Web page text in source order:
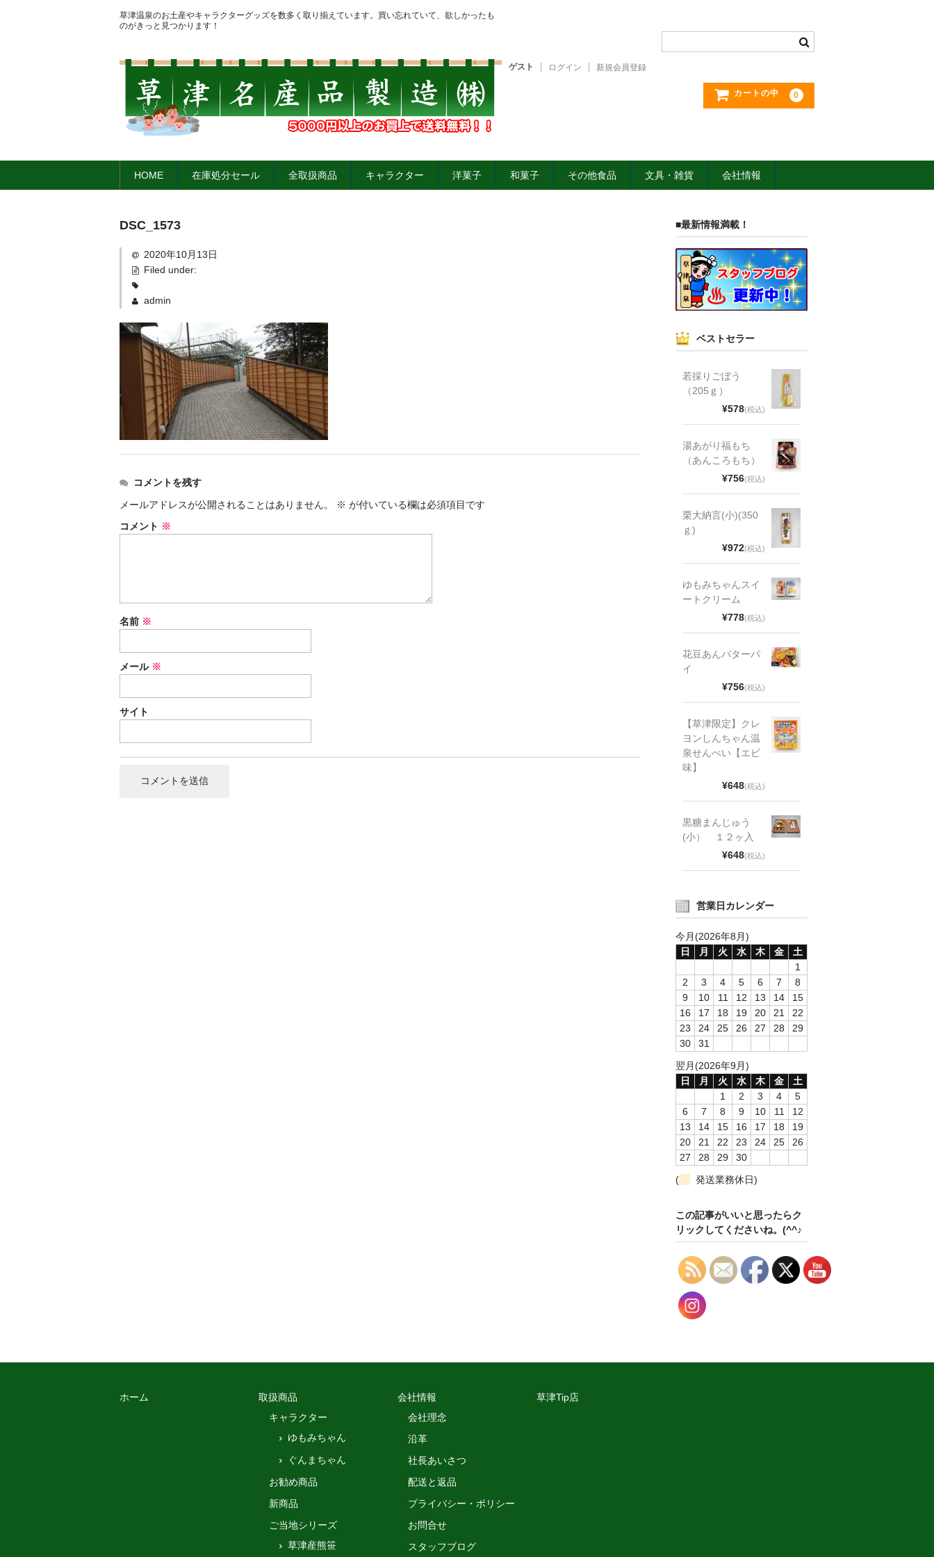
草津温泉のお土産やキャラクターグッズを数多く取り揃えています。買い忘れていて、欲しかったも
のがきっと見つかります！
ゲスト ログイン 新規会員登録
カートの中 0
HOME 在庫処分セール 全取扱商品 キャラクター 洋菓子 和菓子 その他食品 文具・雑貨 会社情報
DSC_1573
2020年10月13日
Filed under:
admin
コメントを残す
メールアドレスが公開されることはありません。
※ が付いている欄は必須項目です
コメント ※
名前 ※
メール ※
サイト
■最新情報満載！
ベストセラー
若採りごぼう
（205ｇ）
¥578(税込)
湯あがり福もち
（あんころもち）
¥756(税込)
栗大納言(小)(350
ｇ)
¥972(税込)
ゆもみちゃんスイ
ートクリーム
¥778(税込)
花豆あんバターパ
イ
¥756(税込)
【草津限定】クレ
ヨンしんちゃん温
泉せんべい【エビ
味】
¥648(税込)
黒糖まんじゅう
(小） １２ヶ入
¥648(税込)
営業日カレンダー
今月(2026年8月)
日
月 火 水 木 金
土
1
2
3 4 5 6 7
8
9
10 11 12 13 14
15
16
17 18 19 20 21
22
23
24 25 26 27 28
29
30
31
翌月(2026年9月)
日
月 火 水 木 金
土
1
2 3 4
5
6
7 8 9 10 11
12
13
14 15 16 17 18
19
20
21 22 23 24 25
26
27
28 29
30
(
発送業務休日)
この記事がいいと思ったらク
リックしてくださいね。(^^♪
ホーム
取扱商品
キャラクター
ゆもみちゃん
ぐんまちゃん
お勧め商品
新商品
ご当地シリーズ
草津産熊笹
会社情報
会社理念
沿革
社長あいさつ
配送と返品
プライバシー・ポリシー
お問合せ
スタッフブログ
草津Tip店